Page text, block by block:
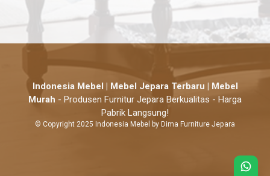
Indonesia Mebel | Mebel Jepara Terbaru | Mebel
Murah - Produsen Furnitur Jepara Berkualitas - Harga
Pabrik Langsung!
© Copyright 2025 Indonesia Mebel by Dima Furniture Jepara